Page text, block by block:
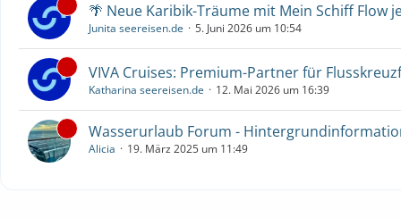
🌴 Neue Karibik-Träume mit Mein Schiff Flow
Junita seereisen.de 5. Juni 2026 um 10:54
VIVA Cruises: Premium-Partner für
Katharina seereisen.de 12. Mai 2026 um 16:39
Wasserurlaub Forum -
Alicia 19. März 2025 um 11:49